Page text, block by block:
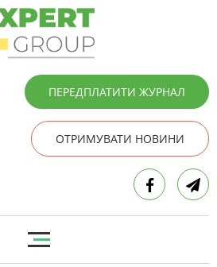
ПЕРЕДПЛАТИТИ ЖУРНАЛ
ОТРИМУВАТИ НОВИНИ